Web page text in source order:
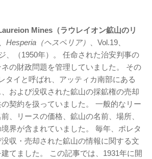
Mines（ラウレイオン鉱山のリ
Hesperia（ヘスペリア）
、Vol.19、
、（1950年）。 任命された治安判事の
の財政問題を管理していました。 その
タイと呼ばれ、アッティカ南部にある
および没収された鉱山の採鉱権の売却
契約を扱っていました。 一般的なリー
、リースの価格、鉱山の名前、場所、
界が含まれていました。 毎年、ポレタ
収・売却された鉱山の情報に関する文
てました。 この記事では、1931年に開